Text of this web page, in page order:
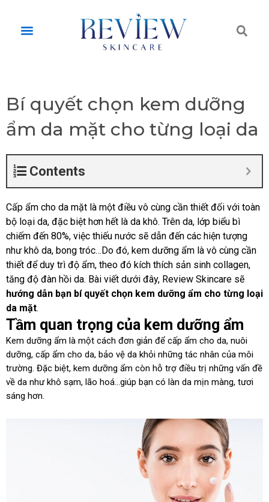
contentMenu
Bí quyết chọn kem dưỡng
ẩm da mặt cho từng loại da
Contents
Cấp ẩm cho da mặt là một điều vô cùng cần thiết đối với toàn
bộ loại da, đặc biệt hơn hết là da khô. Trên da, lớp biểu bì
chiếm đến 80%, việc thiếu nước sẽ dẫn đến các hiện tượng
như khô da, bong tróc…Do đó, kem dưỡng ẩm là vô cùng cần
thiết để duy trì độ ẩm, theo đó kích thích sản sinh collagen,
tăng độ đàn hồi da. Bài viết dưới đây, Review Skincare sẽ
hướng dẫn bạn bí quyết chọn kem dưỡng ẩm cho từng loại
da mặt.
Tầm quan trọng của kem dưỡng ẩm
Kem dưỡng ẩm là một cách đơn giản để cấp ẩm cho da, nuôi
dưỡng, cấp ẩm cho da, bảo vệ da khỏi những tác nhân của môi
trường. Đặc biệt, kem dưỡng ẩm còn hỗ trợ điều trị những vấn đề
về da như khô sạm, lão hoá…giúp bạn có làn da mịn màng, tươi
sáng hơn.